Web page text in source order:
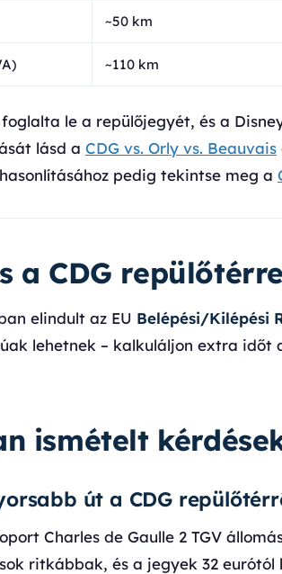
~50 km
~110 km
le a repülőjegyét, és a
lásd a CDG vs. Orly vs. Beauvais
pedig tekintse meg a
a CDG
elindult az EU Belépési/Kilépési
lehetnek – kalkuláljon extra
ismételt
út a CDG
Charles de Gaulle 2 TGV
ritkábbak, és a jegyek 32 eurótól